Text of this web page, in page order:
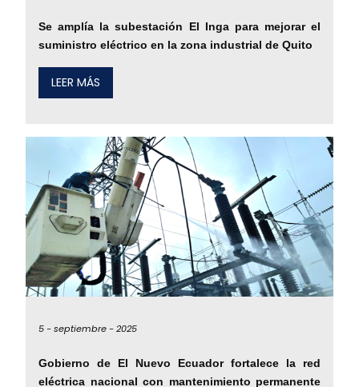
Se amplía la subestación El Inga para mejorar el
suministro eléctrico en la zona industrial de Quito
LEER MÁS
5 -septiembre -2025
Gobierno de El Nuevo Ecuador fortalece la red
eléctrica nacional con mantenimiento permanente